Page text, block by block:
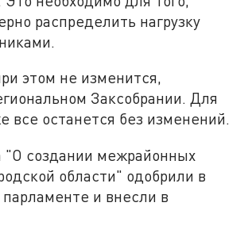
распределить нагрузку
этом не изменится,
Заксобрании. Для
все останется без изменений.
"О создании межрайонных
области" одобрили в
и внесли в